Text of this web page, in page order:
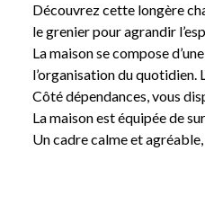
Découvrez cette longère
le grenier pour agrandir
La maison se compose
l’organisation du quotidien.
Côté dépendances, vous
La maison est équipée de
Un cadre calme et